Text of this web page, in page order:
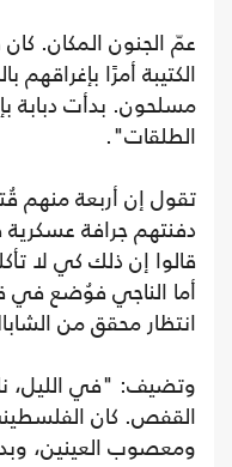
عمّ الجنون المكان.
الكتيبة أمرًا بإغراقهم
مسلحون. بدأت دبابة
الطلقات".
تقول إن أربعة منهم
دفنتهم جرافة عسكرية
قالوا إن ذلك كي لا
أما الناجي فوُضع في
انتظار محقق من
وتضيف: "في الليل،
القفص. كان
ومعصوب العينين،